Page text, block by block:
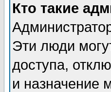
Кто такие
Эти люди
доступа,
и назначение